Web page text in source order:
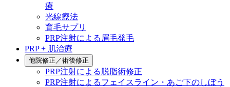
療
光線療法
育毛サプリ
PRP注射による眉毛発毛
PRP + 肌治療
他院修正／術後修正
PRP注射による脱脂術修正
PRP注射によるフェイスライン・あご下のしぼう